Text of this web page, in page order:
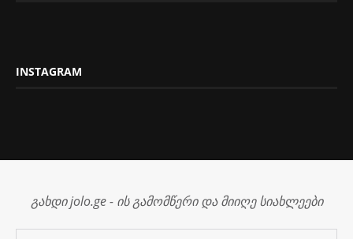
INSTAGRAM
გახდი jolo.ge - ის გამომწერი და მიიღე სიახლეები